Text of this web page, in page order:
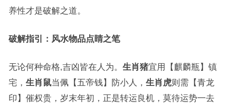
养性才是破解之道。
破解指引：风水物品点睛之笔
无论何种命格,吉凶皆在人为。 生肖猪宜用【麒麟瓶】镇
宅， 生肖鼠当佩【五帝钱】防小人， 生肖虎则需【青龙
印】催权贵，岁末年初，正是转运良机，莫待运势一去